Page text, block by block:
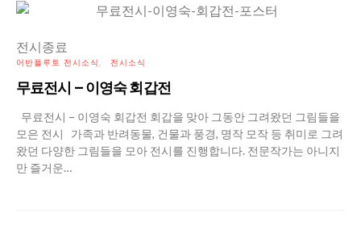
전시종료
어반플루토 전시소식 전시소식
무료전시 – 이영숙 회갑전
무료전시 – 이영숙 회갑전 회갑을 맞아 그동안 그려왔던 그림들을
모은 전시 가족과 반려동물, 건물과 풍경, 명작 모작 등 취미로 그려
왔던 다양한 그림들을 모아 전시를 진행합니다. 전문작가는 아니지
만 즐거운…